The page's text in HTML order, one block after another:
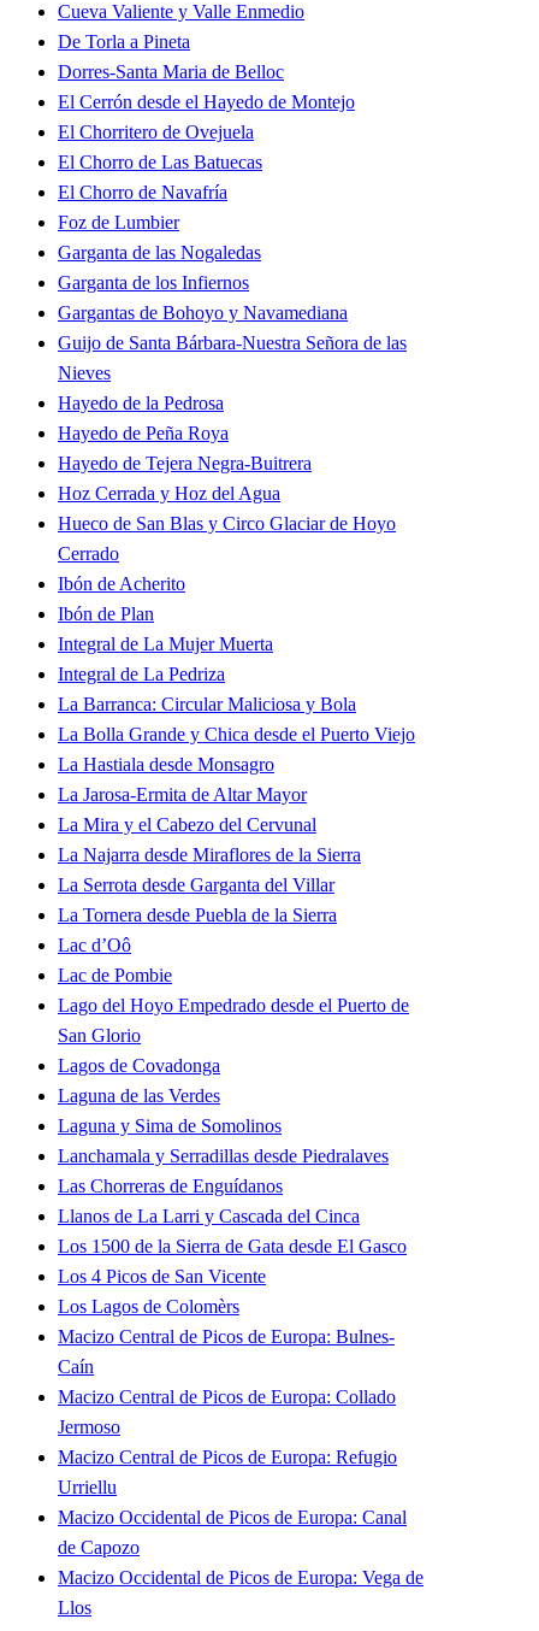
Cueva Valiente y Valle Enmedio
De Torla a Pineta
Dorres-Santa Maria de Belloc
El Cerrón desde el Hayedo de Montejo
El Chorritero de Ovejuela
El Chorro de Las Batuecas
El Chorro de Navafría
Foz de Lumbier
Garganta de las Nogaledas
Garganta de los Infiernos
Gargantas de Bohoyo y Navamediana
Guijo de Santa Bárbara-Nuestra Señora de las
Nieves
Hayedo de la Pedrosa
Hayedo de Peña Roya
Hayedo de Tejera Negra-Buitrera
Hoz Cerrada y Hoz del Agua
Hueco de San Blas y Circo Glaciar de Hoyo
Cerrado
Ibón de Acherito
Ibón de Plan
Integral de La Mujer Muerta
Integral de La Pedriza
La Barranca: Circular Maliciosa y Bola
La Bolla Grande y Chica desde el Puerto Viejo
La Hastiala desde Monsagro
La Jarosa-Ermita de Altar Mayor
La Mira y el Cabezo del Cervunal
La Najarra desde Miraflores de la Sierra
La Serrota desde Garganta del Villar
La Tornera desde Puebla de la Sierra
Lac d’Oô
Lac de Pombie
Lago del Hoyo Empedrado desde el Puerto de
San Glorio
Lagos de Covadonga
Laguna de las Verdes
Laguna y Sima de Somolinos
Lanchamala y Serradillas desde Piedralaves
Las Chorreras de Enguídanos
Llanos de La Larri y Cascada del Cinca
Los 1500 de la Sierra de Gata desde El Gasco
Los 4 Picos de San Vicente
Los Lagos de Colomèrs
Macizo Central de Picos de Europa: Bulnes-
Caín
Macizo Central de Picos de Europa: Collado
Jermoso
Macizo Central de Picos de Europa: Refugio
Urriellu
Macizo Occidental de Picos de Europa: Canal
de Capozo
Macizo Occidental de Picos de Europa: Vega de
Llos